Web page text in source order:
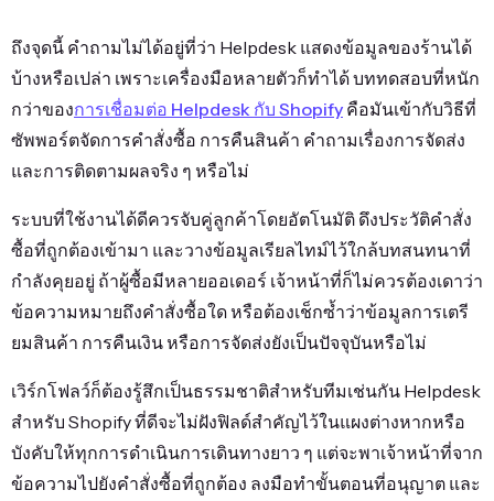
ถึงจุดนี้ คำถามไม่ได้อยู่ที่ว่า Helpdesk แสดงข้อมูลของร้านได้
บ้างหรือเปล่า เพราะเครื่องมือหลายตัวก็ทำได้ บททดสอบที่หนัก
กว่าของการเชื่อมต่อ Helpdesk กับ Shopify คือมันเข้ากับวิธีที่
ซัพพอร์ตจัดการคำสั่งซื้อ การคืนสินค้า คำถามเรื่องการจัดส่ง
และการติดตามผลจริง ๆ หรือไม่
ระบบที่ใช้งานได้ดีควรจับคู่ลูกค้าโดยอัตโนมัติ ดึงประวัติคำสั่ง
ซื้อที่ถูกต้องเข้ามา และวางข้อมูลเรียลไทม์ไว้ใกล้บทสนทนาที่
กำลังคุยอยู่ ถ้าผู้ซื้อมีหลายออเดอร์ เจ้าหน้าที่ก็ไม่ควรต้องเดาว่า
ข้อความหมายถึงคำสั่งซื้อใด หรือต้องเช็กซ้ำว่าข้อมูลการเตรี
ยมสินค้า การคืนเงิน หรือการจัดส่งยังเป็นปัจจุบันหรือไม่
เวิร์กโฟลว์ก็ต้องรู้สึกเป็นธรรมชาติสำหรับทีมเช่นกัน Helpdesk
สำหรับ Shopify ที่ดีจะไม่ฝังฟิลด์สำคัญไว้ในแผงต่างหากหรือ
บังคับให้ทุกการดำเนินการเดินทางยาว ๆ แต่จะพาเจ้าหน้าที่จาก
ข้อความไปยังคำสั่งซื้อที่ถูกต้อง ลงมือทำขั้นตอนที่อนุญาต และ